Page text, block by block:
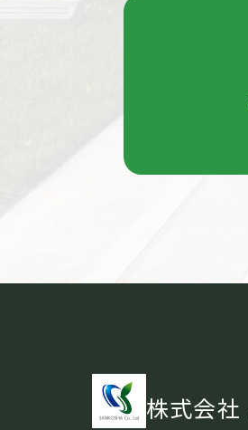
株式会社